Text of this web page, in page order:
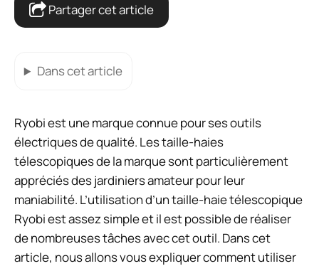
Partager cet article
Dans cet article
Ryobi est une marque connue pour ses outils
électriques de qualité. Les taille-haies
télescopiques de la marque sont particulièrement
appréciés des jardiniers amateur pour leur
maniabilité. L’utilisation d’un taille-haie télescopique
Ryobi est assez simple et il est possible de réaliser
de nombreuses tâches avec cet outil. Dans cet
article, nous allons vous expliquer comment utiliser